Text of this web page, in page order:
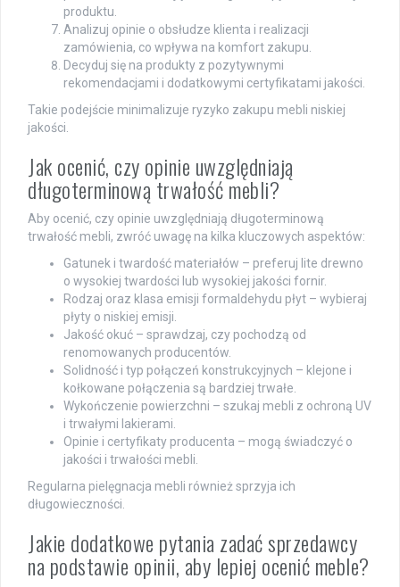
produktu.
Analizuj opinie o obsłudze klienta i realizacji
zamówienia, co wpływa na komfort zakupu.
Decyduj się na produkty z pozytywnymi
rekomendacjami i dodatkowymi certyfikatami jakości.
Takie podejście minimalizuje ryzyko zakupu mebli niskiej
jakości.
Jak ocenić, czy opinie uwzględniają
długoterminową trwałość mebli?
Aby ocenić, czy opinie uwzględniają długoterminową
trwałość mebli, zwróć uwagę na kilka kluczowych aspektów:
Gatunek i twardość materiałów – preferuj lite drewno
o wysokiej twardości lub wysokiej jakości fornir.
Rodzaj oraz klasa emisji formaldehydu płyt – wybieraj
płyty o niskiej emisji.
Jakość okuć – sprawdzaj, czy pochodzą od
renomowanych producentów.
Solidność i typ połączeń konstrukcyjnych – klejone i
kołkowane połączenia są bardziej trwałe.
Wykończenie powierzchni – szukaj mebli z ochroną UV
i trwałymi lakierami.
Opinie i certyfikaty producenta – mogą świadczyć o
jakości i trwałości mebli.
Regularna pielęgnacja mebli również sprzyja ich
długowieczności.
Jakie dodatkowe pytania zadać sprzedawcy
na podstawie opinii, aby lepiej ocenić meble?